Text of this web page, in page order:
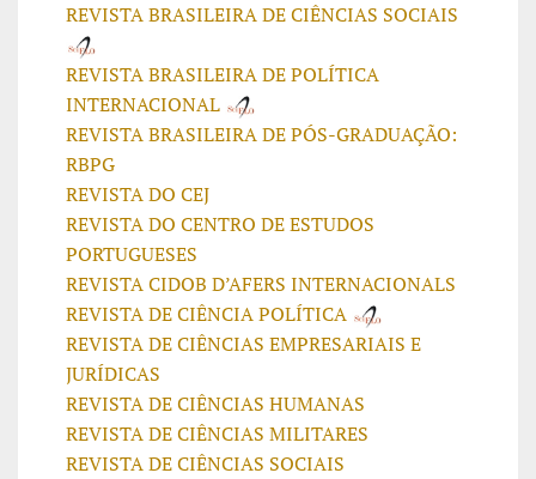
REVISTA BRASILEIRA DE CIÊNCIAS SOCIAIS
REVISTA BRASILEIRA DE POLÍTICA
INTERNACIONAL
REVISTA BRASILEIRA DE PÓS-GRADUAÇÃO:
RBPG
REVISTA DO CEJ
REVISTA DO CENTRO DE ESTUDOS
PORTUGUESES
REVISTA CIDOB D’AFERS INTERNACIONALS
REVISTA DE CIÊNCIA POLÍTICA
REVISTA DE CIÊNCIAS EMPRESARIAIS E
JURÍDICAS
REVISTA DE CIÊNCIAS HUMANAS
REVISTA DE CIÊNCIAS MILITARES
REVISTA DE CIÊNCIAS SOCIAIS